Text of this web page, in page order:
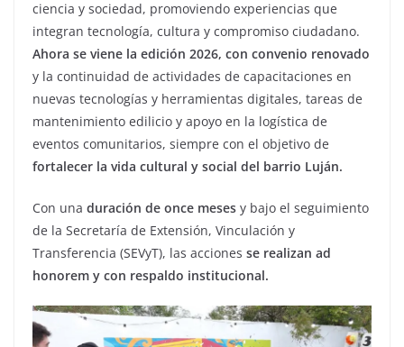
ciencia y sociedad, promoviendo experiencias que
integran tecnología, cultura y compromiso ciudadano.
Ahora se viene la edición 2026, con convenio renovado
y la continuidad de actividades de capacitaciones en
nuevas tecnologías y herramientas digitales, tareas de
mantenimiento edilicio y apoyo en la logística de
eventos comunitarios, siempre con el objetivo de
fortalecer la vida cultural y social del barrio Luján.
Con una duración de once meses y bajo el seguimiento
de la Secretaría de Extensión, Vinculación y
Transferencia (SEVyT), las acciones se realizan ad
honorem y con respaldo institucional.